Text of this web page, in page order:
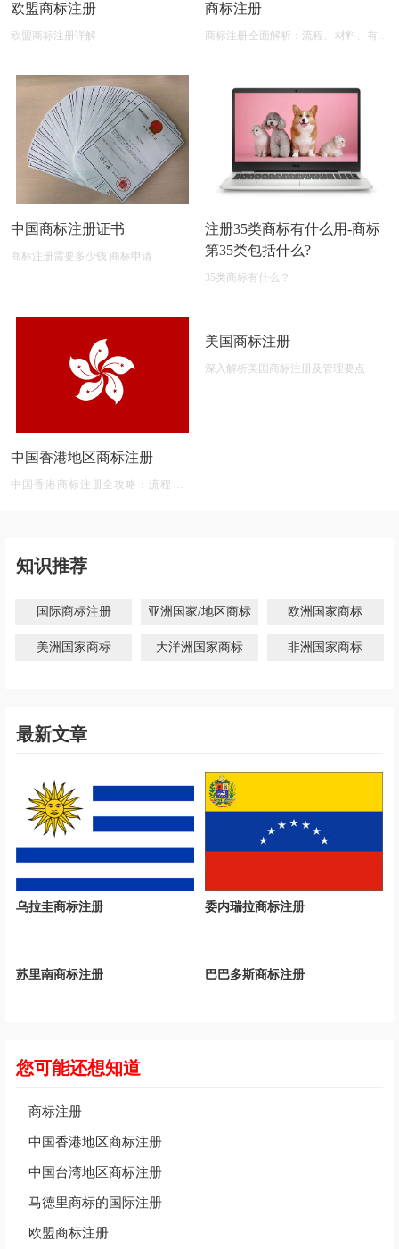
欧盟商标注册
欧盟商标注册详解
商标注册
商标注册全面解析：流程、材料、有效
中国商标注册证书
商标注册需要多少钱 商标申请
注册35类商标有什么用-商标
第35类包括什么?
35类商标有什么？
中国香港地区商标注册
中国香港商标注册全攻略：流程、材
知识推荐
国际商标注册 亚洲国家/地区商标 欧洲国家商标
美洲国家商标 大洋洲国家商标 非洲国家商标
最新文章
乌拉圭商标注册 委内瑞拉商标注册
苏里南商标注册
您可能还想知道
商标注册
中国香港地区商标注册